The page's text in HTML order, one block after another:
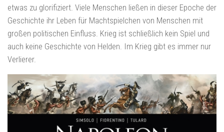
etwas zu glorifiziert. Viele Menschen ließen in dieser Epoche der
Geschichte ihr Leben für Machtspielchen von Menschen mit
großen politischen Einfluss. Krieg ist schließlich kein Spiel und
auch keine Geschichte von Helden. Im Krieg gibt es immer nur
Verlierer.